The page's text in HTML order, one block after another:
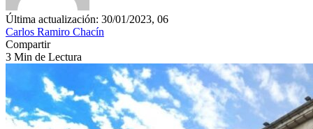
Última actualización: 30/01/2023, 06
Carlos Ramiro Chacín
Compartir
3 Min de Lectura